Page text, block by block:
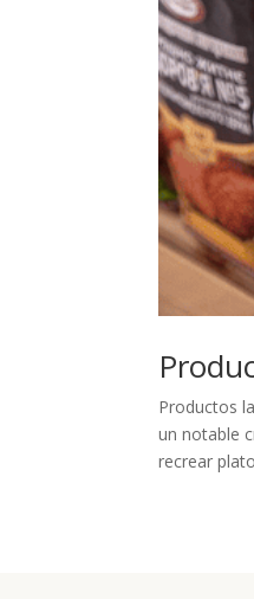
Productos
un notable
recrear